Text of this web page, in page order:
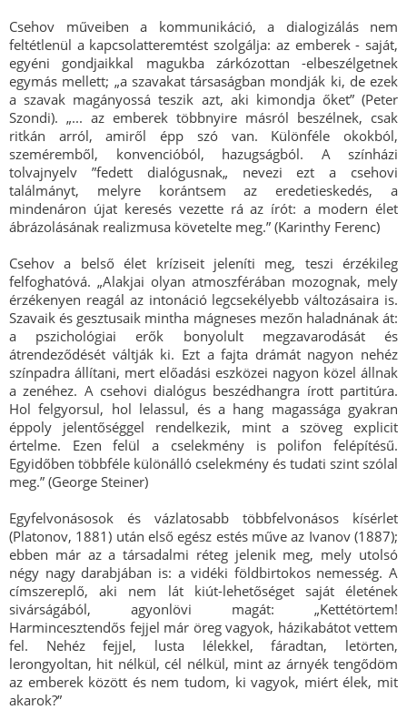
Csehov műveiben a kommunikáció, a dialogizálás nem
feltétlenül a kapcsolatteremtést szolgálja: az emberek - saját,
egyéni gondjaikkal magukba zárkózottan -elbeszélgetnek
egymás mellett; „a szavakat társaságban mondják ki, de ezek
a szavak magányossá teszik azt, aki kimondja őket” (Peter
Szondi). „... az emberek többnyire másról beszélnek, csak
ritkán arról, amiről épp szó van. Különféle okokból,
szeméremből, konvencióból, hazugságból. A színházi
tolvajnyelv ”fedett dialógusnak„ nevezi ezt a csehovi
találmányt, melyre korántsem az eredetieskedés, a
mindenáron újat keresés vezette rá az írót: a modern élet
ábrázolásának realizmusa követelte meg.” (Karinthy Ferenc)
Csehov a belső élet kríziseit jeleníti meg, teszi érzékileg
felfoghatóvá. „Alakjai olyan atmoszférában mozognak, mely
érzékenyen reagál az intonáció legcsekélyebb változásaira is.
Szavaik és gesztusaik mintha mágneses mezőn haladnának át:
a pszichológiai erők bonyolult megzavarodását és
átrendeződését váltják ki. Ezt a fajta drámát nagyon nehéz
színpadra állítani, mert előadási eszközei nagyon közel állnak
a zenéhez. A csehovi dialógus beszédhangra írott partitúra.
Hol felgyorsul, hol lelassul, és a hang magassága gyakran
éppoly jelentőséggel rendelkezik, mint a szöveg explicit
értelme. Ezen felül a cselekmény is polifon felépítésű.
Egyidőben többféle különálló cselekmény és tudati szint szólal
meg.” (George Steiner)
Egyfelvonásosok és vázlatosabb többfelvonásos kísérlet
(Platonov, 1881) után első egész estés műve az Ivanov (1887);
ebben már az a társadalmi réteg jelenik meg, mely utolsó
négy nagy darabjában is: a vidéki földbirtokos nemesség. A
címszereplő, aki nem lát kiút-lehetőséget saját életének
sivárságából, agyonlövi magát: „Kettétörtem!
Harmincesztendős fejjel már öreg vagyok, házikabátot vettem
fel. Nehéz fejjel, lusta lélekkel, fáradtan, letörten,
lerongyoltan, hit nélkül, cél nélkül, mint az árnyék tengődöm
az emberek között és nem tudom, ki vagyok, miért élek, mit
akarok?”